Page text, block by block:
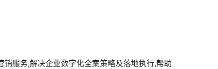
销服务,解决企业数字化全案策略及落地执行,帮助